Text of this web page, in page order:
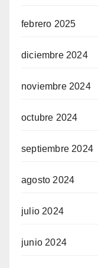
febrero 2025
diciembre 2024
noviembre 2024
octubre 2024
septiembre 2024
agosto 2024
julio 2024
junio 2024